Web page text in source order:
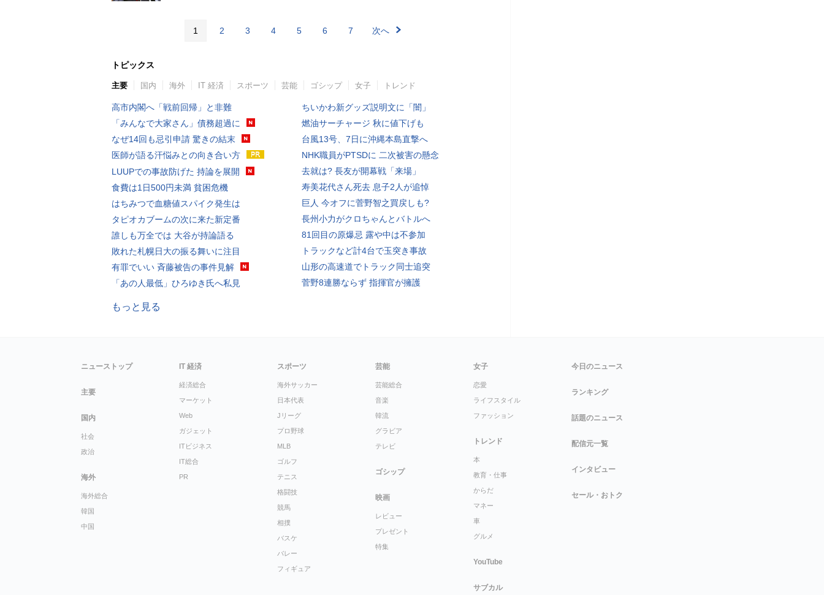
1 2 3 4 5 6 7 次へ
トピックス
主要 国内 海外 IT 経済 スポーツ 芸能 ゴシップ 女子 トレンド
高市内閣へ「戦前回帰」と非難
「みんなで大家さん」債務超過に
なぜ14回も忌引申請 驚きの結末
医師が語る汗悩みとの向き合い方
LUUPでの事故防げた 持論を展開
食費は1日500円未満 貧困危機
はちみつで血糖値スパイク発生は
タピオカブームの次に来た新定番
誰しも万全では 大谷が持論語る
敗れた札幌日大の振る舞いに注目
有罪でいい 斉藤被告の事件見解
「あの人最低」ひろゆき氏へ私見
ちいかわ新グッズ説明文に「闇」
燃油サーチャージ 秋に値下げも
台風13号、7日に沖縄本島直撃へ
NHK職員がPTSDに 二次被害の懸念
去就は? 長友が開幕戦「来場」
寿美花代さん死去 息子2人が追悼
巨人 今オフに菅野智之買戻しも?
長州小力がクロちゃんとバトルへ
81回目の原爆忌 露や中は不参加
トラックなど計4台で玉突き事故
山形の高速道でトラック同士追突
菅野8連勝ならず 指揮官が擁護
もっと見る
ニューストップ
主要
国内
社会
政治
海外
海外総合
韓国
中国
IT 経済
経済総合
マーケット
Web
ガジェット
ITビジネス
IT総合
PR
スポーツ
海外サッカー
日本代表
Jリーグ
プロ野球
MLB
ゴルフ
テニス
格闘技
競馬
相撲
バスケ
バレー
フィギュア
芸能
芸能総合
音楽
韓流
グラビア
テレビ
ゴシップ
映画
レビュー
プレゼント
特集
女子
恋愛
ライフスタイル
ファッション
トレンド
本
教育・仕事
からだ
マネー
車
グルメ
YouTube
サブカル
今日のニュース
ランキング
話題のニュース
配信元一覧
インタビュー
セール・おトク